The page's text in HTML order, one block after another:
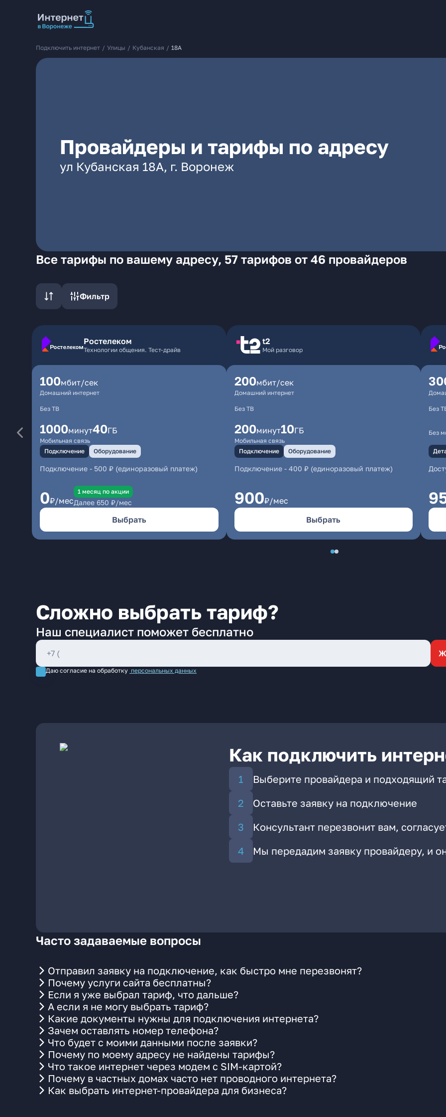
Подключить интернет / Улицы / Кубанская / 18А
Провайдеры и тарифы по адресу
ул Кубанская 18А, г. Воронеж
Все тарифы по вашему адресу, 57 тарифов от 46 провайдеров
Фильтр
Ростелеком
Технологии общения. Тест-драйв
100мбит/сек
Домашний интернет
Без ТВ
1000минут40ГБ
Мобильная связь
Подключение
Оборудование
Подключение - 500 ₽ (единоразовый платеж)
0₽/мес
1 месяц по акции
Далее 650 ₽/мес
Выбрать
t2
Мой разговор
200мбит/сек
Домашний интернет
Без ТВ
200минут10ГБ
Мобильная связь
Подключение
Оборудование
Подключение- 400 ₽ (единоразовый платеж)
900₽/мес
Выбрать
Без
Без
Сложно выбрать тариф?
Наш специалист поможет бесплатно
Даю согласие на обработку персональных данных
Как подключить
Выберите провайдера и подходящий
Оставьте заявку на подключение
Консультант перезвонит вам,
Мы передадим заявку провайдеру, и
Часто задаваемые вопросы
Отправил заявку на подключение, как быстро мне перезвонят?
Почему услуги сайта бесплатны?
Если я уже выбрал тариф, что дальше?
А если я не могу выбрать тариф?
Какие документы нужны для подключения интернета?
Зачем оставлять номер телефона?
Что будет с моими данными после заявки?
Почему по моему адресу не найдены тарифы?
Что такое интернет через модем с SIM-картой?
Почему в частных домах часто нет проводного интернета?
Как выбрать интернет-провайдера для бизнеса?